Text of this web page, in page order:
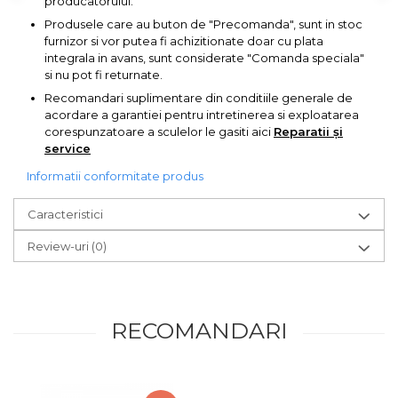
Pompa transfer lichide
Pompa Aer
Cric Manual
Ulei Hidraulic
Troliu
Palan
Cheie & Adaptor
Carucior Scule
Echipamente de Siguranta
Auto
Tester Compresie Auto
Schimbare Lichid Frana
Produsele care au buton de "Precomanda", sunt in stoc
furnizor si vor putea fi achizitionate doar cu plata
integrala in avans, sunt considerate "Comanda speciala"
si nu pot fi returnate.
Recomandari suplimentare din conditiile generale de
acordare a garantiei pentru intretinerea si exploatarea
corespunzatoare a sculelor le gasiti aici Reparatii și
service
Informatii conformitate produs
Caracteristici
Review-uri (0)
RECOMANDARI